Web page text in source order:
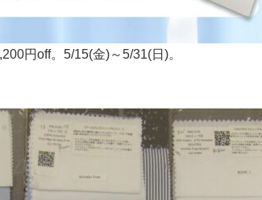
円off。5/15(金)～5/31(日)。